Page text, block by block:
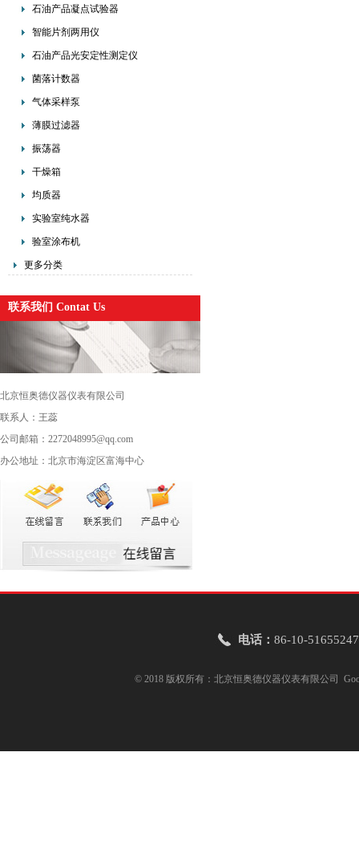
石油产品凝点试验器
智能片剂两用仪
石油产品光安定性测定仪
菌落计数器
气体采样泵
薄膜过滤器
振荡器
干燥箱
均质器
实验室纯水器
验室涂布机
更多分类
联系我们 Contat Us
北京恒奥德仪器仪表有限公司
联系人：王蕊
公司邮箱：2272048995@qq.com
办公地址：北京市海淀区富海中心
电话： 86-10-51655247
© 2018 版权所有：北京恒奥德仪器仪表有限公司